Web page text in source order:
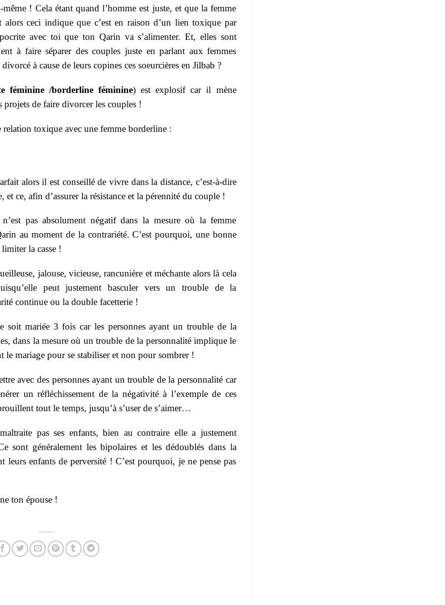
! Cela étant quand l’homme est juste, et que la femme
alors ceci indique que c’est en raison d’un lien toxique par
avec toi que ton Qarin va s’alimenter. Et, elles sont
à faire séparer des couples juste en parlant aux femmes
à cause de leurs copines ces soeurcières en Jilbab ?
féminine /borderline féminine) est explosif car il mène
de faire divorcer les couples !
relation toxique avec une femme borderline :
alors il est conseillé de vivre dans la distance, c’est-à-dire
ce, afin d’assurer la résistance et la pérennité du couple !
pas absolument négatif dans la mesure où la femme
au moment de la contrariété. C’est pourquoi, une bonne
la casse !
jalouse, vicieuse, rancunière et méchante alors là cela
peut justement basculer vers un trouble de la
continue ou la double facetterie !
soit mariée 3 fois car les personnes ayant un trouble de la
dans la mesure où un trouble de la personnalité implique le
le mariage pour se stabiliser et non pour sombrer !
avec des personnes ayant un trouble de la personnalité car
un réfléchissement de la négativité à l’exemple de ces
tout le temps, jusqu’à s’user de s’aimer…
pas ses enfants, bien au contraire elle a justement
sont généralement les bipolaires et les dédoublés dans la
leurs enfants de perversité ! C’est pourquoi, je ne pense pas
ton épouse !